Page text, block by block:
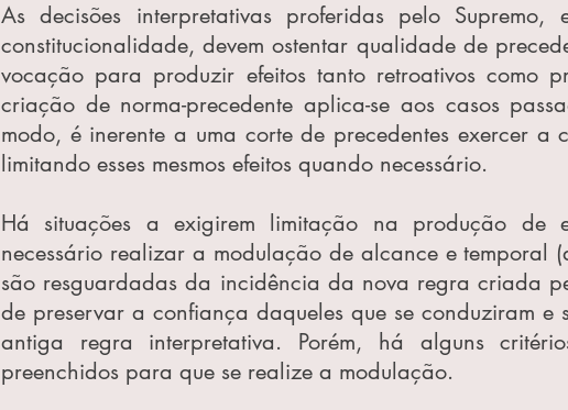
As decisões interpretativas proferidas pelo
constitucionalidade, devem ostentar qualidade de
vocação para produzir efeitos tanto retroativos como
criação de norma-precedente aplica-se aos casos
modo, é inerente a uma corte de precedentes exercer a
limitando esses mesmos efeitos quando necessário.
Há situações a exigirem limitação na produção de
necessário realizar a modulação de alcance e temporal
são resguardadas da incidência da nova regra criada
de preservar a confiança daqueles que se conduziram
antiga regra interpretativa. Porém, há alguns
preenchidos para que se realize a modulação.